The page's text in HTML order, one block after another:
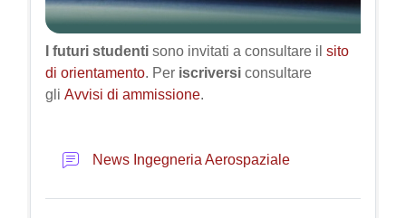
I futuri studenti sono invitati a consultare il sito
di orientamento. Per iscriversi consultare
gli Avvisi di ammissione.
News Ingegneria Aerospaziale